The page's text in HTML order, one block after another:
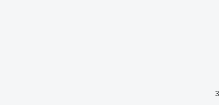
3